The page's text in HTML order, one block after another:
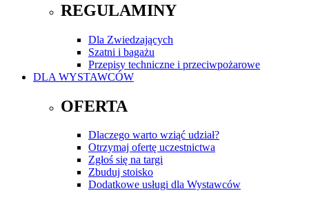
REGULAMINY
Dla Zwiedzających
Szatni i bagażu
Przepisy techniczne i przeciwpożarowe
DLA WYSTAWCÓW
OFERTA
Dlaczego warto wziąć udział?
Otrzymaj ofertę uczestnictwa
Zgłoś się na targi
Zbuduj stoisko
Dodatkowe usługi dla Wystawców